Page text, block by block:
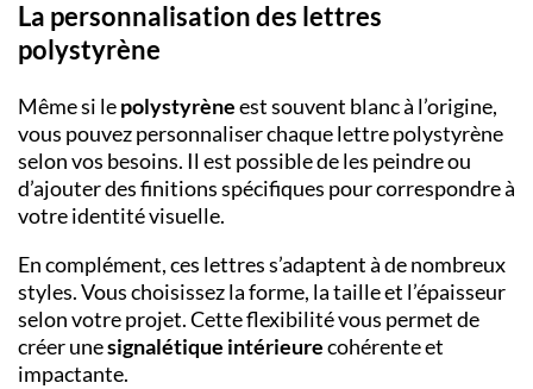
La personnalisation des lettres
polystyrène
Même si lepolystyrèneest souvent blanc à l’origine,
vous pouvez personnaliser chaque lettre polystyrène
selon vos besoins. Il est possible de les peindre ou
d’ajouter des finitions spécifiques pour correspondre à
votre identité visuelle.
En complément, ces lettres s’adaptent à de nombreux
styles. Vous choisissez la forme, la taille et l’épaisseur
selon votre projet. Cette flexibilité vous permet de
créer unesignalétique intérieurecohérente et
impactante.